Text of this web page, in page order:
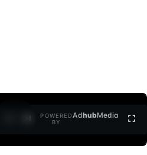
POWERED
BY
AdhubMedia